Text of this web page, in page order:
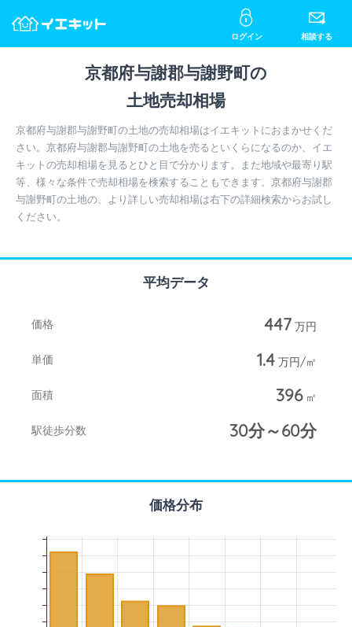
ログイン 相談する
京都府与謝郡与謝野町の
土地売却相場
京都府与謝郡与謝野町の土地の売却相場はイエキットにおまかせくだ
さい。京都府与謝郡与謝野町の土地を売るといくらになるのか、イエ
キットの売却相場を見るとひと目で分かります。また地域や最寄り駅
等、様々な条件で売却相場を検索することもできます。京都府与謝郡
与謝野町の土地の、より詳しい売却相場は右下の詳細検索からお試し
ください。
平均データ
価格 447 万円
単価 1.4 万円/㎡
面積 396㎡
駅徒歩分数 30分～60分
価格分布